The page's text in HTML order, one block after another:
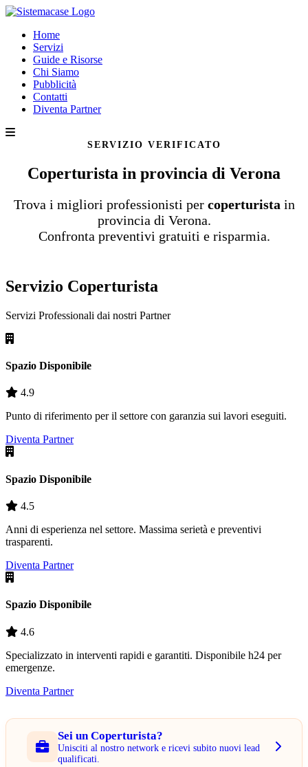
Home
Servizi
Guide e Risorse
Chi Siamo
Pubblicità
Contatti
Diventa Partner
SERVIZIO VERIFICATO
Coperturista in provincia di Verona
Trova i migliori professionisti per coperturista in
provincia di Verona.
Confronta preventivi gratuiti e risparmia.
Servizio Coperturista
Servizi Professionali dai nostri Partner
Spazio Disponibile
4.9
Punto di riferimento per il settore con garanzia sui lavori eseguiti.
Diventa Partner
Spazio Disponibile
4.5
Anni di esperienza nel settore. Massima serietà e preventivi
trasparenti.
Diventa Partner
Spazio Disponibile
4.6
Specializzato in interventi rapidi e garantiti. Disponibile h24 per
emergenze.
Diventa Partner
Sei un Coperturista?
Unisciti al nostro network e ricevi subito nuovi lead
qualificati.